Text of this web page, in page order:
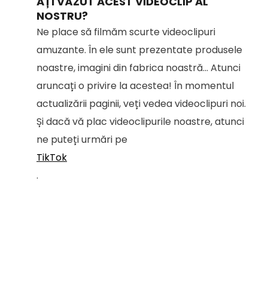
NOSTRU?
Ne place să filmăm scurte videoclipuri
amuzante. În ele sunt prezentate produsele
noastre, imagini din fabrica noastră... Atunci
aruncați o privire la acestea! În momentul
actualizării paginii, veți vedea videoclipuri noi.
Și dacă vă plac videoclipurile noastre, atunci
ne puteți urmări pe
TikTok
.